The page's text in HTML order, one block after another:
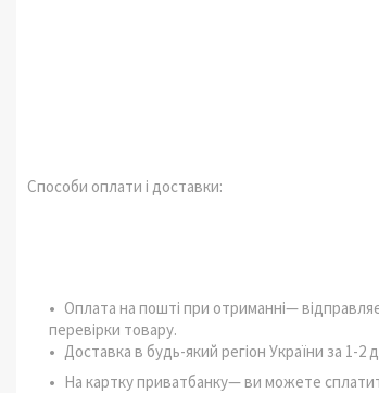
Способи оплати і доставки:
Оплата на пошті при отриманні—
перевірки товару.
Доставка в будь-який регіон України за 1-2
На картку приватбанку— ви можете